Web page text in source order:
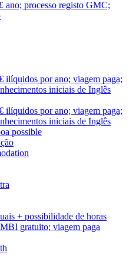
ano; processo registo GMC;
ilíquidos por ano; viagem paga;
iniciais de Inglês
ilíquidos por ano; viagem paga;
iniciais de Inglês
possible
+ possibilidade de horas
gratuito; viagem paga